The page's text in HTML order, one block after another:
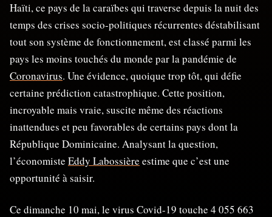
Haïti, ce pays de la caraïbes qui traverse depuis la nuit des
temps des crises socio-politiques récurrentes déstabilisant
tout son système de fonctionnement, est classé parmi les
pays les moins touchés du monde par la pandémie de
Coronavirus. Une évidence, quoique trop tôt, qui défie
certaine prédiction catastrophique. Cette position,
incroyable mais vraie, suscite même des réactions
inattendues et peu favorables de certains pays dont la
République Dominicaine. Analysant la question,
l’économiste Eddy Labossière estime que c’est une
opportunité à saisir.
Ce dimanche 10 mai, le virus Covid-19 touche 4 055 663